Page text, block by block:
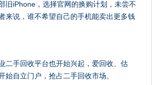
旧iPhone，选择官网的换购计划，未尝不
来说，谁不希望自己的手机能卖出更多钱
二手回收平台也开始兴起，爱回收、估
自立门户，抢占二手回收市场。